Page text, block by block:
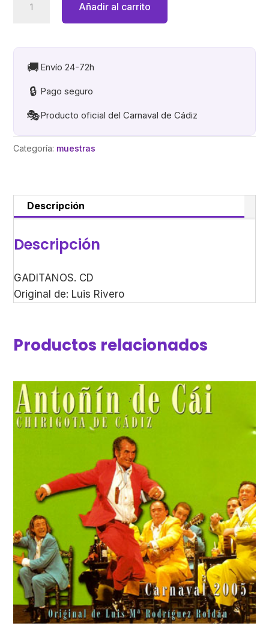
cantidad
Añadir al carrito
🚚 Envío 24-72h
🔒 Pago seguro
🎭Producto oficial del Carnaval de Cádiz
Categoría: muestras
Descripción
Descripción
GADITANOS. CD
Original de: Luis Rivero
Productos relacionados